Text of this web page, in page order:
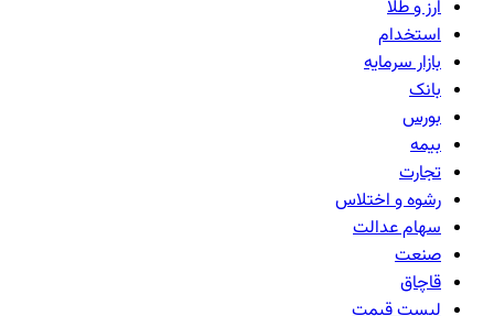
ارز و طلا
استخدام
بازار سرمایه
بانک‌
بورس
بیمه
تجارت
رشوه و اختلاس
سهام عدالت
صنعت
قاچاق